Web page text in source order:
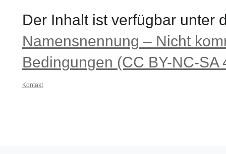
Der Inhalt ist verfügbar unter
Namensnennung – Nicht
Bedingungen (CC BY-NC-SA
Kontakt